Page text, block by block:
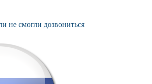
не смогли дозвониться